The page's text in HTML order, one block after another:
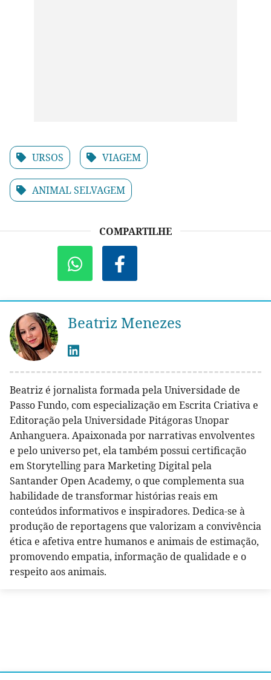
URSOS VIAGEM
ANIMAL SELVAGEM
COMPARTILHE
Beatriz Menezes
Beatriz é jornalista formada pela Universidade de
Passo Fundo, com especialização em Escrita Criativa e
Editoração pela Universidade Pitágoras Unopar
Anhanguera. Apaixonada por narrativas envolventes
e pelo universo pet, ela também possui certificação
em Storytelling para Marketing Digital pela
Santander Open Academy, o que complementa sua
habilidade de transformar histórias reais em
conteúdos informativos e inspiradores. Dedica-se à
produção de reportagens que valorizam a convivência
ética e afetiva entre humanos e animais de estimação,
promovendo empatia, informação de qualidade e o
respeito aos animais.